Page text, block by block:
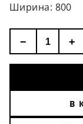
Ширина: 800
− +
В